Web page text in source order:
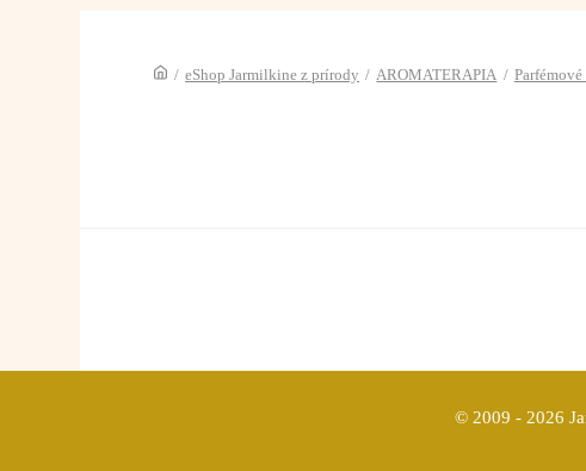
/ eShop Jarmilkine z prírody / AROMATERAPIA /
© 2009 - 2026